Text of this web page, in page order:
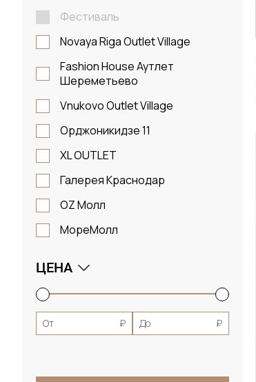
Фестиваль
Novaya Riga Outlet Village
Fashion House Аутлет
Шереметьево
Vnukovo Outlet Village
Орджоникидзе 11
XL OUTLET
Галерея Краснодар
OZ Молл
МореМолл
ЦЕНА
От ₽ До ₽